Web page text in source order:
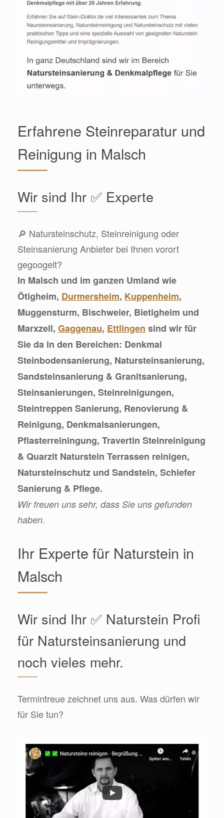
Erfahrene Steinreparatur und
Reinigung in Malsch
Wir sind Ihr ✅ Experte
🔎 Natursteinschutz, Steinreinigung oder
Steinsanierung Anbieter bei Ihnen vorort
gegoogelt?
In Malsch und im ganzen Umland wie
Ötigheim, Durmersheim, Kuppenheim,
Muggensturm, Bischweier, Bietigheim und
Marxzell, Gaggenau, Ettlingen sind wir für
Sie da in den Bereichen: Denkmal
Steinbodensanierung, Natursteinsanierung,
Sandsteinsanierung & Granitsanierung,
Steinsanierungen, Steinreinigungen,
Steintreppen Sanierung, Renovierung &
Reinigung, Denkmalsanierungen,
Pflasterreiningung, Travertin Steinreinigung
& Quarzit Naturstein Terrassen reinigen,
Natursteinschutz und Sandstein, Schiefer
Sanierung & Pflege.
Wir freuen uns sehr, dass Sie uns gefunden
haben.
Ihr Experte für Naturstein in
Malsch
Wir sind Ihr ✅ Naturstein Profi
für Natursteinsanierung und
noch vieles mehr.
Termintreue zeichnet uns aus. Was dürfen wir
für Sie tun?